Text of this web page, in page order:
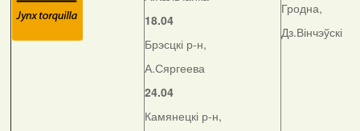
18.04
Брэсцкі р-н,
А.Сяргеева
24.04
Камянецкі р-н,
Гродна,
Дз.Вінчэўскі